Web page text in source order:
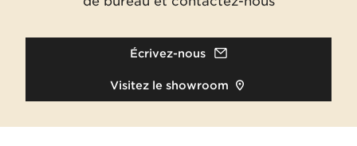
Écrivez-nous
Visitez le showroom